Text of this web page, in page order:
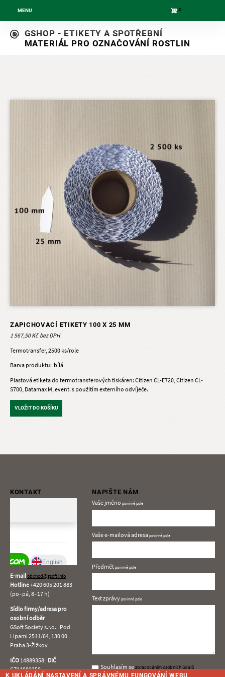
MENU 0
GSHOP - ETIKETY A SPOTŘEBNÍ
MATERIÁL PRO OZNAČOVÁNÍ ROSTLIN
ZAPICHOVACÍ ETIKETY 100 X 25 MM
1 567,50 Kč
Termotransfer, 2500 ks/role
Barva produktu bílá
Plastová etiketa do termotransferových tiskáren: Citizen CL-E720, Citizen CL-
S700, Datamax M, event. s použitím externího odvíječe.
VLOŽIT DO KOŠÍKU
KONTAKT
E-mailobchod@gsoft.info
Hotline+420605 201 883
(po–pá, 8–17 h)
Sídlo firmy/adresa pro
osobní odběr
GSoft Society s.r.o. | Pod
Lipami 2511/64, 130 00
Praha 3-Žižkov
IČO 14889358 | DIČ
CZ14889358
NAPIŠTE NÁM
Vaše jméno
Vaše e-mailová adresa
Předmět
Text zprávy
Souhlasím
se
Souhlasím sezpracováním osobních údajů
K UKLÁDÁNÍ NASTAVENÍ A SPRÁVNÉMU FUNGOVÁNÍ WEBU